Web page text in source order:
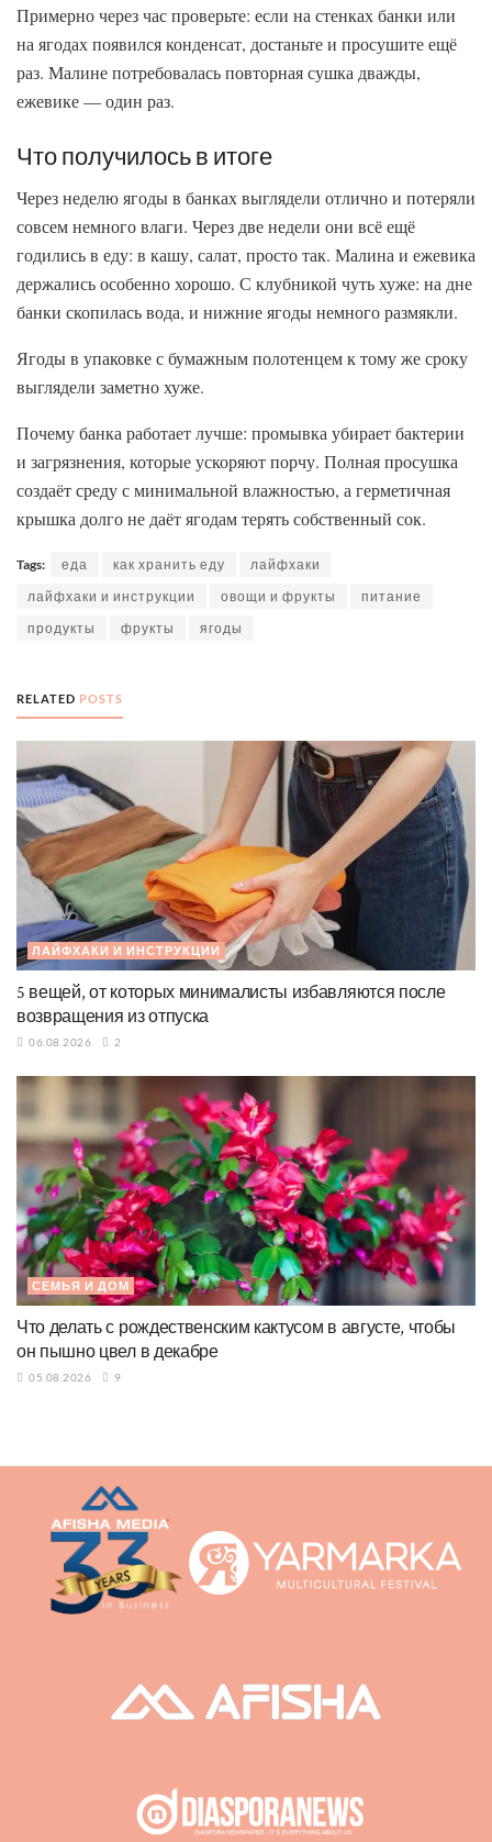
Примерно через час проверьте: если на стенках банки или
на ягодах появился конденсат, достаньте и просушите ещё
раз. Малине потребовалась повторная сушка дважды,
ежевике — один раз.
Что получилось в итоге
Через неделю ягоды в банках выглядели отлично и потеряли
совсем немного влаги. Через две недели они всё ещё
годились в еду: в кашу, салат, просто так. Малина и ежевика
держались особенно хорошо. С клубникой чуть хуже: на дне
банки скопилась вода, и нижние ягоды немного размякли.
Ягоды в упаковке с бумажным полотенцем к тому же сроку
выглядели заметно хуже.
Почему банка работает лучше: промывка убирает бактерии
и загрязнения, которые ускоряют порчу. Полная просушка
создаёт среду с минимальной влажностью, а герметичная
крышка долго не даёт ягодам терять собственный сок.
Tags: еда как хранить еду
лайфхаки
лайфхаки и инструкции
овощи и фрукты
питание
продукты
фрукты ягоды
RELATED POSTS
ЛАЙФХАКИ И ИНСТРУКЦИИ
5 вещей, от которых минималисты избавляются после
возвращения из отпуска
06.08.2026 2
СЕМЬЯ И ДОМ
Что делать с рождественским кактусом в августе, чтобы
он пышно цвел в декабре
05.08.2026 9